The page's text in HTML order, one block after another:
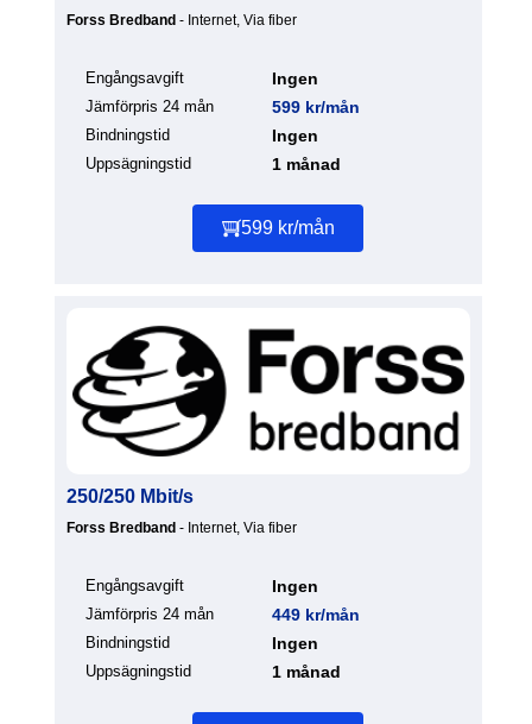
Forss Bredband - Internet, Via fiber
Engångsavgift Ingen
Jämförpris 24 mån 599 kr/mån
Bindningstid Ingen
Uppsägningstid 1 månad
599 kr/mån
250/250 Mbit/s
Forss Bredband - Internet, Via fiber
Engångsavgift Ingen
Jämförpris 24 mån 449 kr/mån
Bindningstid Ingen
Uppsägningstid 1 månad